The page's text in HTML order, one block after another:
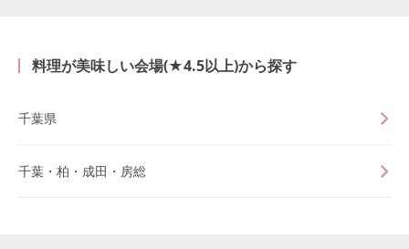
料理が美味しい会場(★4.5以上)から探す
千葉県
千葉・柏・成田・房総